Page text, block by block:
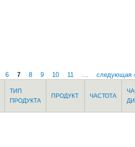
6 7 8 9 10 11 следующая ›
ТИП
ПРОДУКТА
ПРОДУКТ ЧАСТОТА